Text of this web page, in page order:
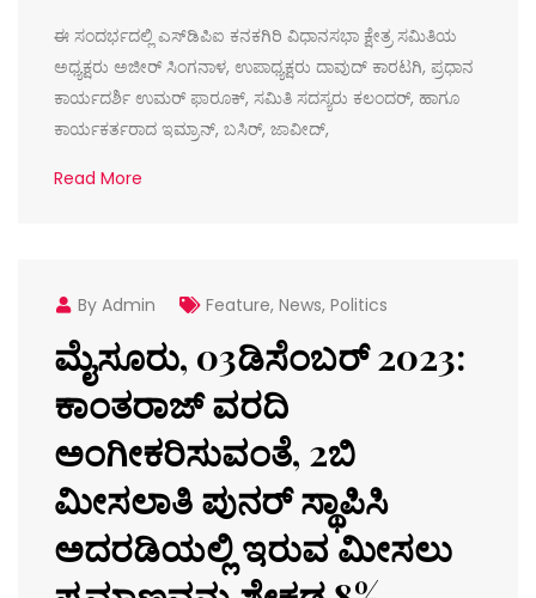
ಈ ಸಂದರ್ಭದಲ್ಲಿ ಎಸ್‌ಡಿಪಿಐ ಕನಕಗಿರಿ ವಿಧಾನಸಭಾ ಕ್ಷೇತ್ರ ಸಮಿತಿಯ
ಅಧ್ಯಕ್ಷರು ಅಜೀರ್ ಸಿಂಗನಾಳ, ಉಪಾಧ್ಯಕ್ಷರು ದಾವುದ್ ಕಾರಟಗಿ, ಪ್ರಧಾನ
ಕಾರ್ಯದರ್ಶಿ ಉಮ‌ರ್ ಫಾರೂಕ್, ಸಮಿತಿ ಸದಸ್ಯರು ಕಲಂದ‌ರ್, ಹಾಗೂ
ಕಾರ್ಯಕರ್ತರಾದ ಇಮ್ರಾನ್, ಬಸಿರ್, ಜಾವೀದ್,
Read More
By Admin Feature, News, Politics
ಮೈಸೂರು, 03ಡಿಸೆಂಬರ್ 2023:
ಕಾಂತರಾಜ್ ವರದಿ
ಅಂಗೀಕರಿಸುವಂತೆ, 2ಬಿ
ಮೀಸಲಾತಿ ಪುನರ್ ಸ್ಥಾಪಿಸಿ
ಅದರಡಿಯಲ್ಲಿ ಇರುವ ಮೀಸಲು